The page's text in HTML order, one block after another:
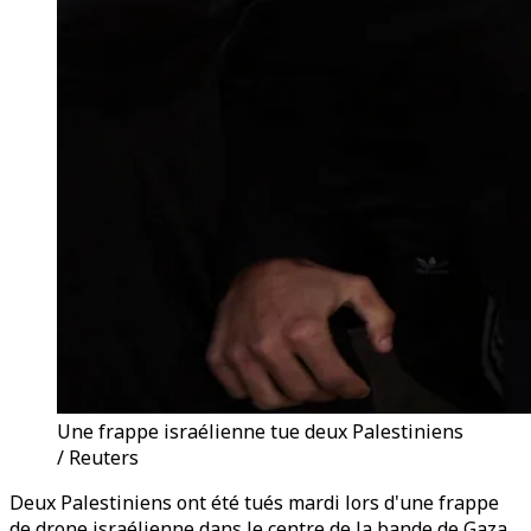
Une frappe israélienne tue deux Palestiniens
/ Reuters
Deux Palestiniens ont été tués mardi lors d'une frappe